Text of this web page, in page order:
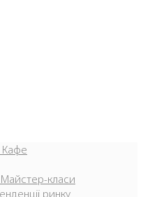
Кафе
класи
ринку